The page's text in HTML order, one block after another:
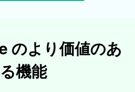
のより価値のあ
る機能